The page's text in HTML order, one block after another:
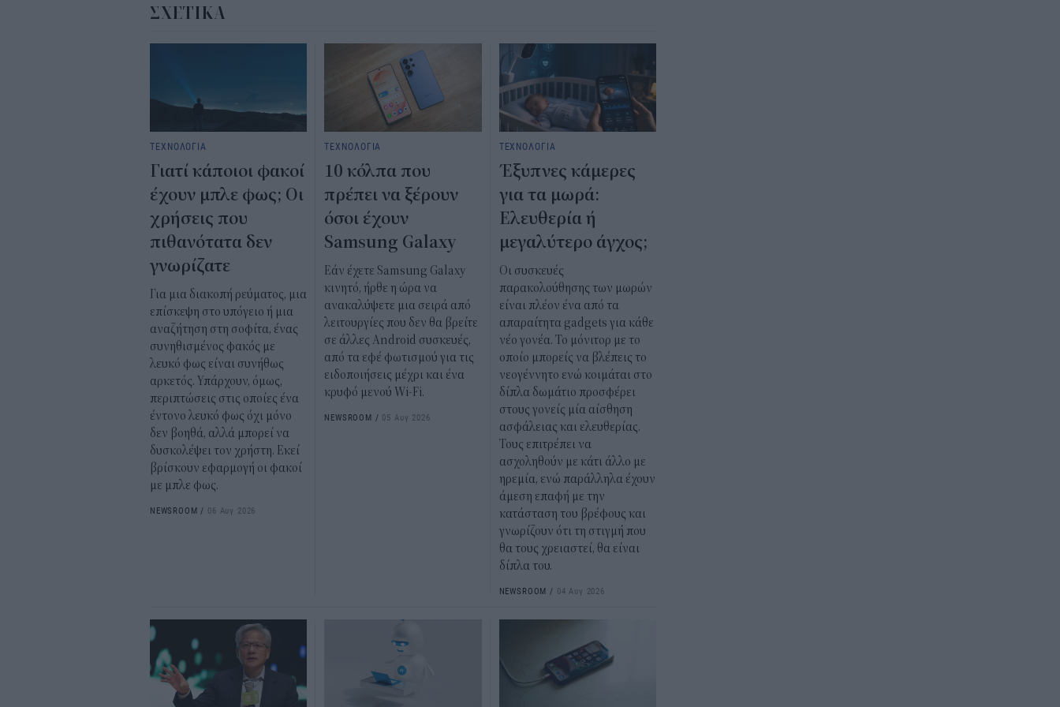
ΣΧΕΤΙΚΑ
ΤΕΧΝΟΛΟΓΙΑ
Γιατί κάποιοι φακοί
έχουν μπλε φως; Οι
χρήσεις που
πιθανότατα δεν
γνωρίζατε
Για μια διακοπή ρεύματος, μια
επίσκεψη στο υπόγειο ή μια
αναζήτηση στη σοφίτα, ένας
συνηθισμένος φακός με
λευκό φως είναι συνήθως
αρκετός. Υπάρχουν, όμως,
περιπτώσεις στις οποίες ένα
έντονο λευκό φως όχι μόνο
δεν βοηθά, αλλά μπορεί να
δυσκολέψει τον χρήστη. Εκεί
βρίσκουν εφαρμογή οι φακοί
με μπλε φως.
NEWSROOM / 06 Αυγ 2026
ΤΕΧΝΟΛΟΓΙΑ
10 κόλπα που
πρέπει να ξέρουν
όσοι έχουν
Samsung Galaxy
Εάν έχετε Samsung Galaxy
κινητό, ήρθε η ώρα να
ανακαλύψετε μια σειρά από
λειτουργίες που δεν θα βρείτε
σε άλλες Android συσκευές,
από τα εφέ φωτισμού για τις
ειδοποιήσεις μέχρι και ένα
κρυφό μενού Wi-Fi.
NEWSROOM / 05 Αυγ 2026
ΤΕΧΝΟΛΟΓΙΑ
Έξυπνες κάμερες
για τα μωρά:
Ελευθερία ή
μεγαλύτερο άγχος;
Οι συσκευές
παρακολούθησης των μωρών
είναι πλέον ένα από τα
απαραίτητα gadgets για κάθε
νέο γονέα. Το μόνιτορ με το
οποίο μπορείς να βλέπεις το
νεογέννητο ενώ κοιμάται στο
δίπλα δωμάτιο προσφέρει
στους γονείς μία αίσθηση
ασφάλειας και ελευθερίας.
Τους επιτρέπει να
ασχοληθούν με κάτι άλλο με
ηρεμία, ενώ παράλληλα έχουν
άμεση επαφή με την
κατάσταση του βρέφους και
γνωρίζουν ότι τη στιγμή που
θα τους χρειαστεί, θα είναι
δίπλα του.
NEWSROOM / 04 Αυγ 2026